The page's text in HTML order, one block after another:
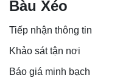
Bàu Xéo
Tiếp nhận thông tin
Khảo sát tận nơi
Báo giá minh bạch